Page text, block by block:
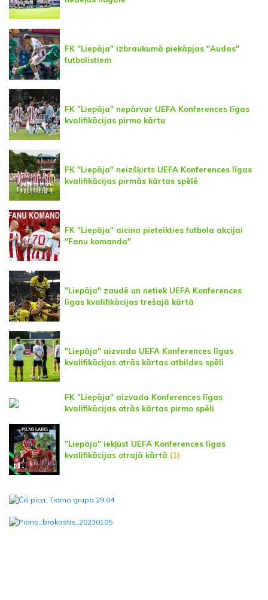
FK "Liepāja" izbraukumā piekāpjas "Audas"
futbolistiem
FK "Liepāja" nepārvar UEFA Konferences līgas
kvalifikācijas pirmo kārtu
FK "Liepāja" neizšķirts UEFA Konferences līgas
kvalifikācijas pirmās kārtas spēlē
FK "Liepāja" aicina pieteikties futbola akcijai
"Fanu komanda"
"Liepāja" zaudē un netiek UEFA Konferences
līgas kvalifikācijas trešajā kārtā
"Liepāja" aizvada UEFA Konferences līgas
kvalifikācijas otrās kārtas atbildes spēli
FK "Liepāja" aizvada Konferences līgas
kvalifikācijas otrās kārtas pirmo spēli
"Liepāja" iekļūst UEFA Konferences līgas
kvalifikācijas otrajā kārtā (1)